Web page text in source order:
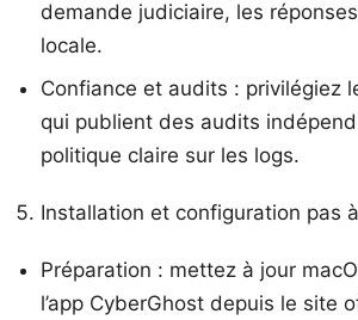
demande judiciaire, les
locale.
Confiance et audits : privilégiez
qui publient des audits
politique claire sur les logs.
Installation et configuration pas
Préparation : mettez à jour
l’app CyberGhost depuis le site